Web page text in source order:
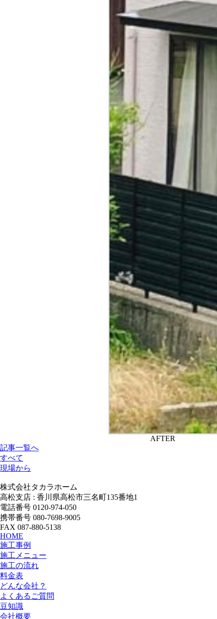
AFTER
記事一覧へ
すべて
現場から
株式会社タカラホーム
高松支店 : 香川県高松市三名町135番地1
電話番号 0120-974-050
携帯番号 080-7698-9005
FAX 087-880-5138
HOME
施工事例
施工メニュー
施工の流れ
料金表
どんな会社？
よくあるご質問
豆知識
会社概要